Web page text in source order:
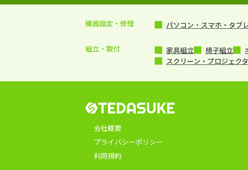
機器設定・修理 パソコン・スマホ・タブ
組立・取付 家具組立 椅子組立
スクリーン・プロジェク
会社概要
プライバシーポリシー
利用規約